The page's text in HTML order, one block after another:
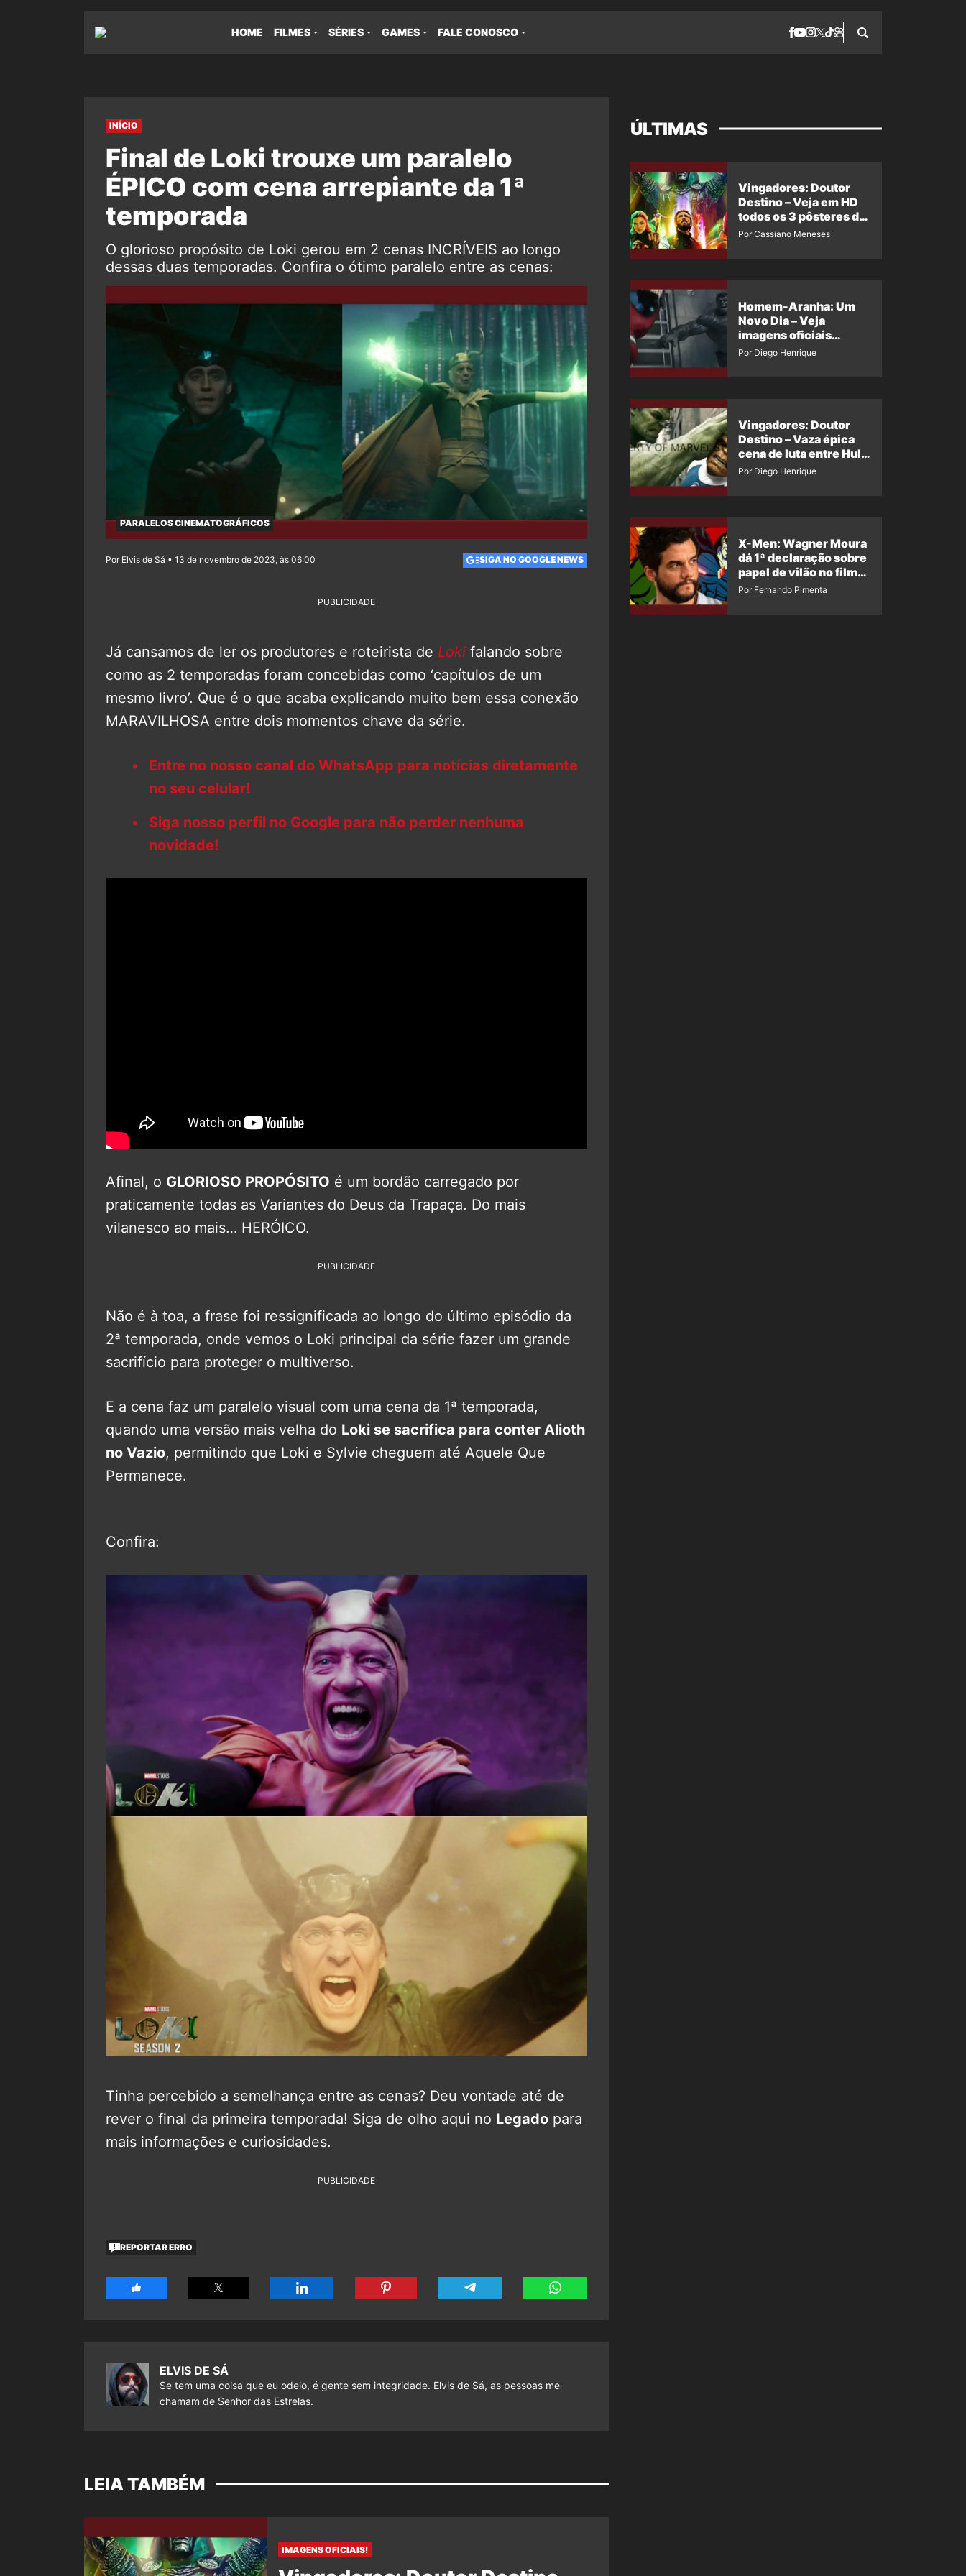
HOME FILMES SÉRIES GAMES FALE CONOSCO
INÍCIO
Final de Loki trouxe um paralelo
ÉPICO com cena arrepiante da 1ª
temporada
O glorioso propósito de Loki gerou em 2 cenas INCRÍVEIS ao longo
dessas duas temporadas. Confira o ótimo paralelo entre as cenas:
PARALELOS CINEMATOGRÁFICOS
Por Elvis de Sá • 13 de novembro de 2023, às 06:00 SIGA NO GOOGLE NEWS
PUBLICIDADE
Já cansamos de ler os produtores e roteirista de Loki falando sobre
como as 2 temporadas foram concebidas como ‘capítulos de um
mesmo livro’. Que é o que acaba explicando muito bem essa conexão
MARAVILHOSA entre dois momentos chave da série.
Entre no nosso canal do WhatsApp para notícias diretamente
no seu celular!
Siga nosso perfil no Google para não perder nenhuma
novidade!
Afinal, o GLORIOSO PROPÓSITO é um bordão carregado por
praticamente todas as Variantes do Deus da Trapaça. Do mais
vilanesco ao mais… HERÓICO.
PUBLICIDADE
Não é à toa, a frase foi ressignificada ao longo do último episódio da
2ª temporada, onde vemos o Loki principal da série fazer um grande
sacrifício para proteger o multiverso.
E a cena faz um paralelo visual com uma cena da 1ª temporada,
quando uma versão mais velha do Loki se sacrifica para conter Alioth
no Vazio, permitindo que Loki e Sylvie cheguem até Aquele Que
Permanece.
Confira:
Tinha percebido a semelhança entre as cenas? Deu vontade até de
rever o final da primeira temporada! Siga de olho aqui no Legado para
mais informações e curiosidades.
PUBLICIDADE
REPORTAR ERRO
ELVIS DE SÁ
Se tem uma coisa que eu odeio, é gente sem integridade. Elvis de Sá, as pessoas me
chamam de Senhor das Estrelas.
LEIA TAMBÉM
IMAGENS OFICIAIS!
ÚLTIMAS
Vingadores: Doutor
Destino – Veja em HD
todos os 3 pôsteres de
‘Doomsday’ + 1 imagem
Por Cassiano Meneses
Homem-Aranha: Um
Novo Dia – Veja
imagens oficiais
descartadas do Hulk
Por Diego Henrique
Vingadores: Doutor
Destino – Vaza épica
cena de luta entre Hulk
e o Coisa
Por Diego Henrique
X-Men: Wagner Moura
dá 1ª declaração sobre
papel de vilão no filme
da Marvel
Por Fernando Pimenta